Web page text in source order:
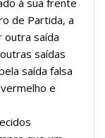
à sua frente
de Partida, a
outra saída
saídas
saída falsa
vermelho e